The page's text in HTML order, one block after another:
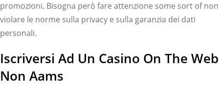
promozioni. Bisogna però fare attenzione some sort of non
violare le norme sulla privacy e sulla garanzia dei dati
personali.
Iscriversi Ad Un Casino On The Web
Non Aams